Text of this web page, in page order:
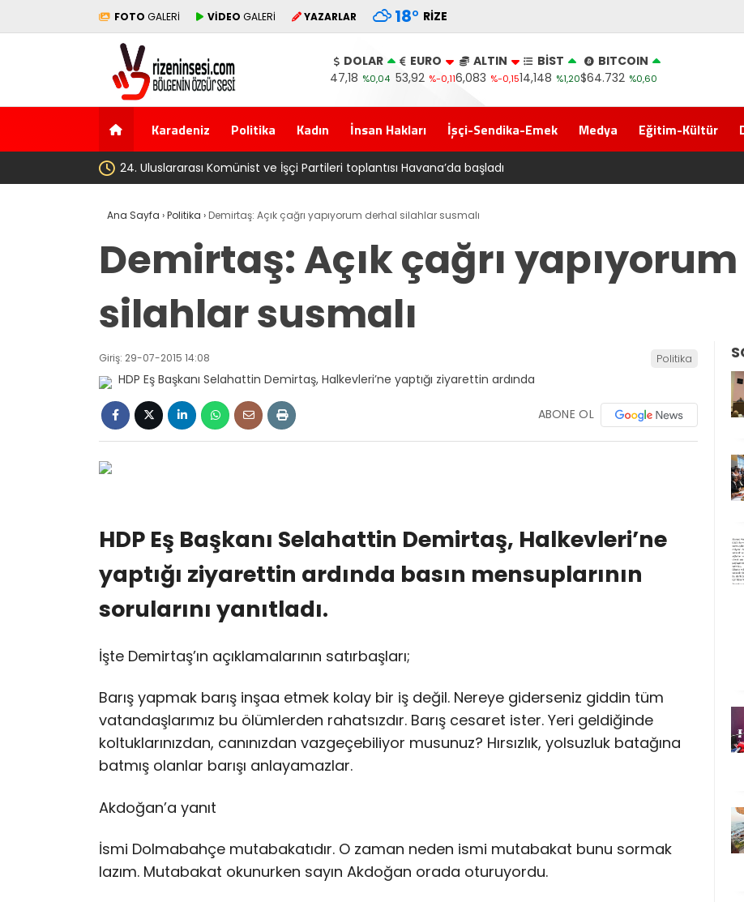
FOTO GALERİ VİDEO GALERİ YAZARLAR 18° RIZE
DOLAR
47,18 %0,04
EURO
53,92 %-0,11
ALTIN
6,083 %-0,15
BİST
14,148 %1,20
BITCOIN
$64.732 %0,60
Karadeniz Politika Kadın İnsan Hakları İşçi-Sendika-Emek Medya Eğitim-Kültür
‘Çerçeve yasa’ kanun teklifi Adalet Komisyonu’ndan geçti
Ana Sayfa ›Politika › Demirtaş: Açık çağrı yapıyorum derhal silahlar susmalı
Demirtaş: Açık çağrı
silahlar susmalı
Giriş: 29-07-2015 14:08 Politika
ABONE OL
HDP Eş Başkanı Selahattin Demirtaş, Halkevleri’ne
yaptığı ziyarettin ardında basın mensuplarının
sorularını yanıtladı.
İşte Demirtaş’ın açıklamalarının satırbaşları;
Barış yapmak barış inşaa etmek kolay bir iş değil. Nereye giderseniz giddin tüm
vatandaşlarımız bu ölümlerden rahatsızdır. Barış cesaret ister. Yeri geldiğinde
koltuklarınızdan, canınızdan vazgeçebiliyor musunuz? Hırsızlık, yolsuzluk batağına
batmış olanlar barışı anlayamazlar.
Akdoğan’a yanıt
İsmi Dolmabahçe mutabakatıdır. O zaman neden ismi mutabakat bunu sormak
lazım. Mutabakat okunurken sayın Akdoğan orada oturuyordu.